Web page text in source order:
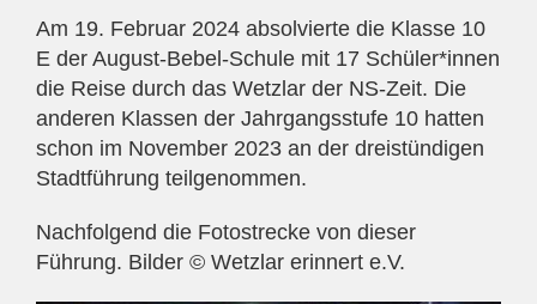
Am 19. Februar 2024 absolvierte die Klasse 10
E der August-Bebel-Schule mit 17 Schüler*innen
die Reise durch das Wetzlar der NS-Zeit. Die
anderen Klassen der Jahrgangsstufe 10 hatten
schon im November 2023 an der dreistündigen
Stadtführung teilgenommen.
Nachfolgend die Fotostrecke von dieser
Führung. Bilder © Wetzlar erinnert e.V.